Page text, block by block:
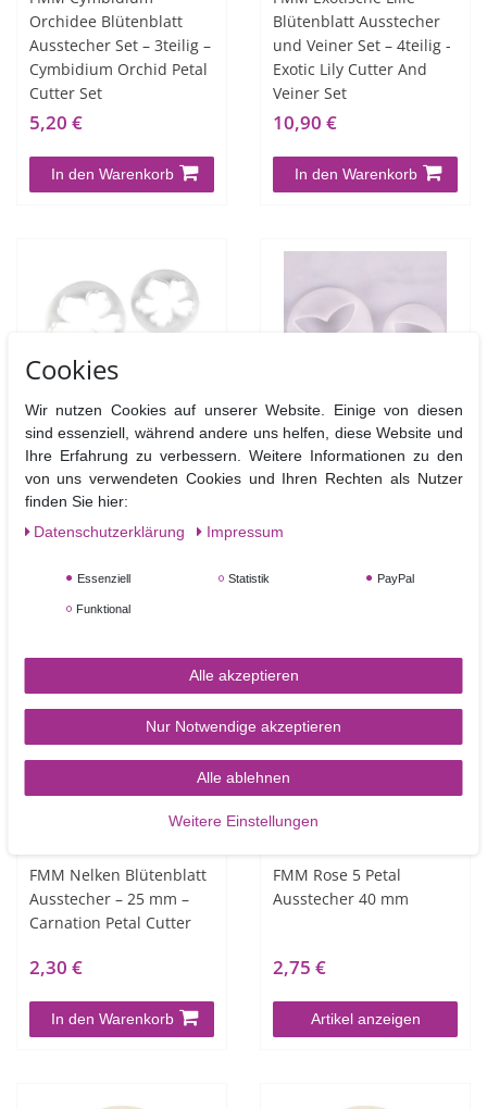
Orchidee Blütenblatt
Ausstecher Set – 3teilig –
Cymbidium Orchid Petal
Cutter Set
5,20 €
In den Warenkorb
Blütenblatt Ausstecher
und Veiner Set – 4teilig -
Exotic Lily Cutter And
Veiner Set
10,90 €
In den Warenkorb
FMM Hawaiian Flower -
Hibiskus Ausstecher Set
– 3 teilig
5,40 €
FMM Narzissen
Blütenblatt Ausstecher
FMM Nelken Blütenblatt
Ausstecher – 25 mm –
Carnation Petal Cutter
2,30 €
In den Warenkorb
FMM Rose 5 Petal
Ausstecher 40 mm
2,75 €
Artikel anzeigen
Cookies
Wir nutzen Cookies auf unserer Website. Einige von diesen
sind essenziell, während andere uns helfen, diese Website und
Ihre Erfahrung zu verbessern. Weitere Informationen zu den
von uns verwendeten Cookies und Ihren Rechten als Nutzer
finden Sie hier:
Daten­schutz­erklärung
Impressum
Essenziell Statistik PayPal
Funktional
Alle akzeptieren
Nur Notwendige akzeptieren
Alle ablehnen
Weitere Einstellungen